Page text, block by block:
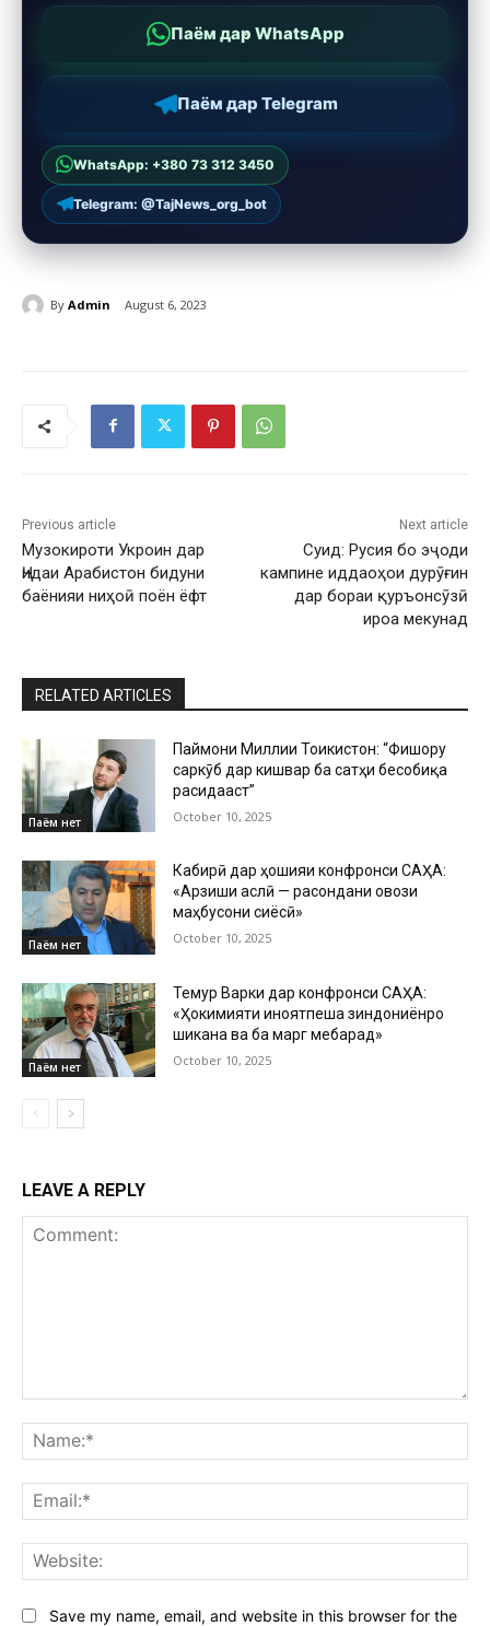
Паём дар WhatsApp
Паём дар Telegram
WhatsApp: +380 73 312 3450
Telegram: @TajNews_org_bot
By Admin August 6, 2023
Previous article
Музокироти Укроин дар
Ҷидаи Арабистон бидуни
баёнияи ниҳоӣ поён ёфт
Next article
Суид: Русия бо эҷоди
кампине иддаоҳои дурӯғин
дар бораи қуръонсӯзӣ
ироа мекунад
RELATED ARTICLES
Паём нет
Паймони Миллии Тоҷикистон: “Фишору
саркӯб дар кишвар ба сатҳи бесобиқа
расидааст”
October 10, 2025
Паём нет
Кабирӣ дар ҳошияи конфронси САҲА:
«Арзиши аслӣ — расондани овози
маҳбусони сиёсӣ»
October 10, 2025
Паём нет
Темур Варки дар конфронси САҲА:
«Ҳокимияти ҷиноятпеша зиндониёнро
шиканҷа ва ба марг мебарад»
October 10, 2025
LEAVE A REPLY
Save my name, email, and website in this browser for the